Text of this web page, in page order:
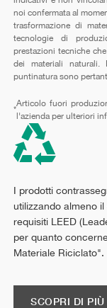
noi confermata al
trasformazione di
tecnologie di
prestazioni tecniche
dei materiali naturali.
puntinatura sono
*
Articolo fuori
l'azienda per ulteriori
I prodotti
utilizzando almeno
requisiti LEED
per quanto
Materiale Riciclato".
SCOPRI DI